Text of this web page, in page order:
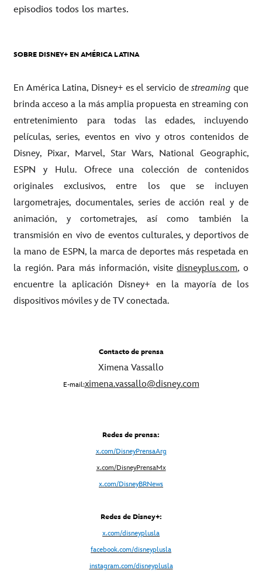
episodios todos los martes.
SOBRE DISNEY+ EN AMÉRICA LATINA
En América Latina, Disney+ es el servicio destreamingque
brinda acceso a la más amplia propuesta en streaming con
entretenimiento para todas las edades, incluyendo
películas, series, eventos en vivo y otros contenidos de
Disney, Pixar, Marvel, Star Wars, National Geographic,
ESPN y Hulu. Ofrece una colección de contenidos
originales exclusivos, entre los que se incluyen
largometrajes, documentales, series de acción real y de
animación, y cortometrajes, así como también la
transmisión en vivo de eventos culturales, y deportivos de
la mano de ESPN, la marca de deportes más respetada en
la región. Para más información, visitedisneyplus.com, o
encuentre la aplicación Disney+ en la mayoría de los
dispositivos móviles y de TV conectada.
Contacto de prensa
Ximena Vassallo
E-mail:ximena.vassallo@disney.com
Redes de prensa:
x.com/DisneyPrensaArg
x.com/DisneyPrensaMx
x.com/DisneyBRNews
Redes de Disney+:
x.com/disneyplusla
facebook.com/disneyplusla
instagram.com/disneyplusla